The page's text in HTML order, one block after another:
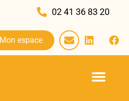
02 41 36 83 20
Mon espace